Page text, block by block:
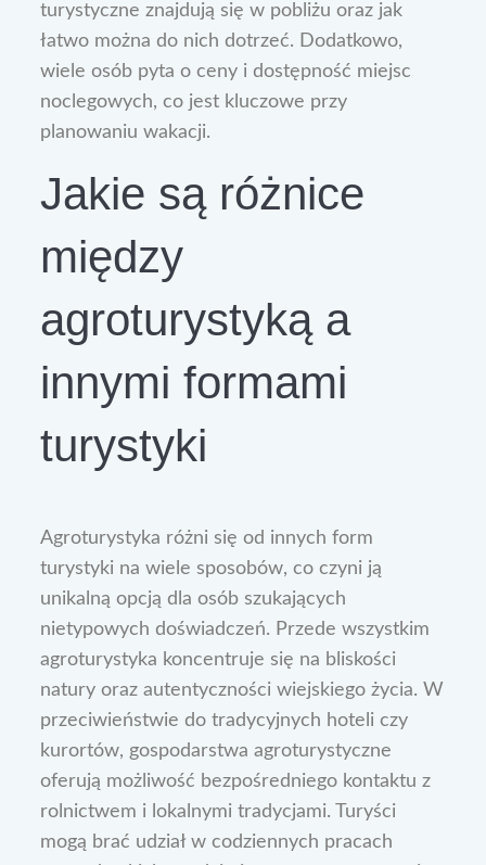
turystyczne znajdują się w pobliżu oraz jak
łatwo można do nich dotrzeć. Dodatkowo,
wiele osób pyta o ceny i dostępność miejsc
noclegowych, co jest kluczowe przy
planowaniu wakacji.
Jakie są różnice
między
agroturystyką a
innymi formami
turystyki
Agroturystyka różni się od innych form
turystyki na wiele sposobów, co czyni ją
unikalną opcją dla osób szukających
nietypowych doświadczeń. Przede wszystkim
agroturystyka koncentruje się na bliskości
natury oraz autentyczności wiejskiego życia. W
przeciwieństwie do tradycyjnych hoteli czy
kurortów, gospodarstwa agroturystyczne
oferują możliwość bezpośredniego kontaktu z
rolnictwem i lokalnymi tradycjami. Turyści
mogą brać udział w codziennych pracach